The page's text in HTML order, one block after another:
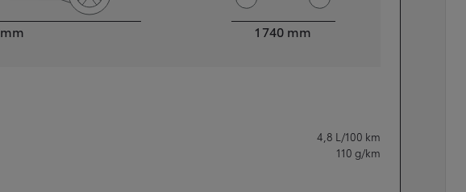
mm 1 740 mm
4,8 L/100 km
110 g/km